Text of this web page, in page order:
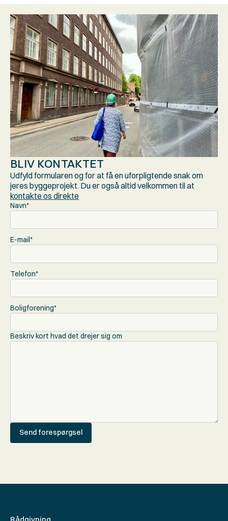
BLIV KONTAKTET
Udfyld formularen og for at få en uforpligtende snak om
kontakte os direkte
Navn*
E-mail*
Telefon*
Boligforening*
Beskriv kort hvad det drejer sig om
Send forespørgsel